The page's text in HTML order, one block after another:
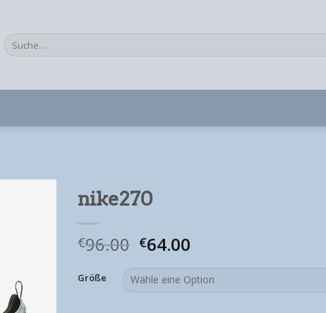
Suche
nach:
nike270
€96.00 €64.00
Größe